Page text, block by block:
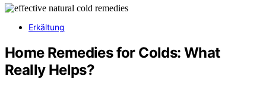
Erkältung
Home Remedies for Colds: What
Really Helps?